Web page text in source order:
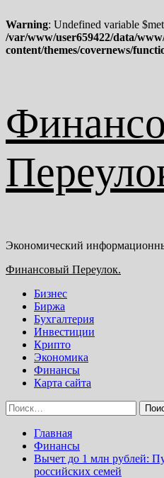
Warning: Undefined variable
/var/www/user659422/data/
content/themes/covernews/
к
содержимому
Экономический
Основное
Финансовый Переулок.
Бизнес
Биржа
Бухгалтерия
Инвестиции
Крипто
Экономика
Финансы
Карта сайта
Найти:
Главная
Финансы
Вычет до 1 млн рублей:
российских семей